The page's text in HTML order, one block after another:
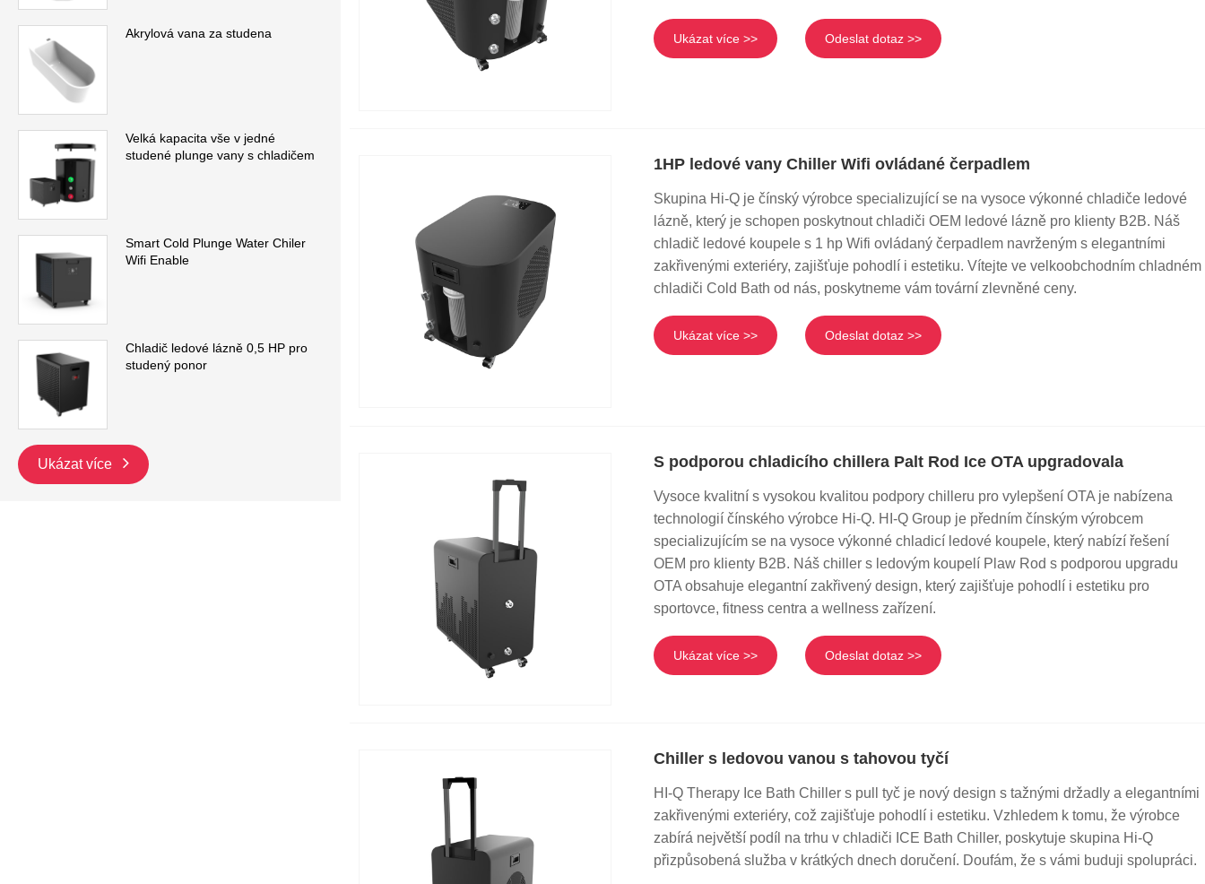
Akrylová vana za studena
Velká kapacita vše v jedné
studené plunge vany s chladičem
Smart Cold Plunge Water Chiler
Wifi Enable
Chladič ledové lázně 0,5 HP pro
studený ponor
Ukázat více
Ukázat více >> Odeslat dotaz >>
1HP ledové vany Chiller Wifi ovládané čerpadlem
Skupina Hi-Q je čínský výrobce specializující se na vysoce výkonné chladiče ledové
lázně, který je schopen poskytnout chladiči OEM ledové lázně pro klienty B2B. Náš
chladič ledové koupele s 1 hp Wifi ovládaný čerpadlem navrženým s elegantními
zakřivenými exteriéry, zajišťuje pohodlí i estetiku. Vítejte ve velkoobchodním chladném
chladiči Cold Bath od nás, poskytneme vám tovární zlevněné ceny.
Ukázat více >> Odeslat dotaz >>
S podporou chladicího chillera Palt Rod Ice OTA upgradovala
Vysoce kvalitní s vysokou kvalitou podpory chilleru pro vylepšení OTA je nabízena
technologií čínského výrobce Hi-Q. HI-Q Group je předním čínským výrobcem
specializujícím se na vysoce výkonné chladicí ledové koupele, který nabízí řešení
OEM pro klienty B2B. Náš chiller s ledovým koupelí Plaw Rod s podporou upgradu
OTA obsahuje elegantní zakřivený design, který zajišťuje pohodlí i estetiku pro
sportovce, fitness centra a wellness zařízení.
Ukázat více >> Odeslat dotaz >>
Chiller s ledovou vanou s tahovou tyčí
HI-Q Therapy Ice Bath Chiller s pull tyč je nový design s tažnými držadly a elegantními
zakřivenými exteriéry, což zajišťuje pohodlí i estetiku. Vzhledem k tomu, že výrobce
zabírá největší podíl na trhu v chladiči ICE Bath Chiller, poskytuje skupina Hi-Q
přizpůsobená služba v krátkých dnech doručení. Doufám, že s vámi buduji spolupráci.